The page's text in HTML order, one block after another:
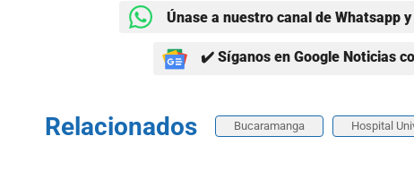
Únase a nuestro canal de Whatsapp
✔️ Síganos en Google Noticias
Relacionados Bucaramanga Hospital